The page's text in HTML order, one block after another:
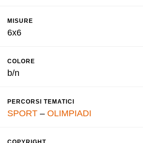
MISURE
6x6
COLORE
b/n
PERCORSI TEMATICI
SPORT – OLIMPIADI